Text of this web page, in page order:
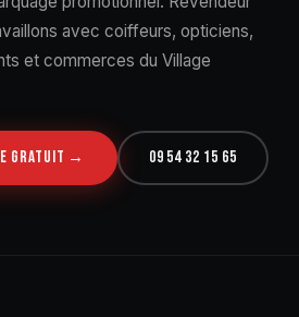
avec coiffeurs, opticiens,
et commerces du Village
GRATUIT → 09 54 32 15 65